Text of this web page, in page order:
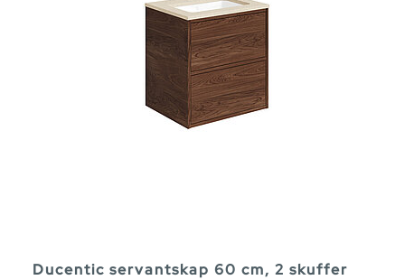
Ducentic servantskap 60 cm, 2 skuffer